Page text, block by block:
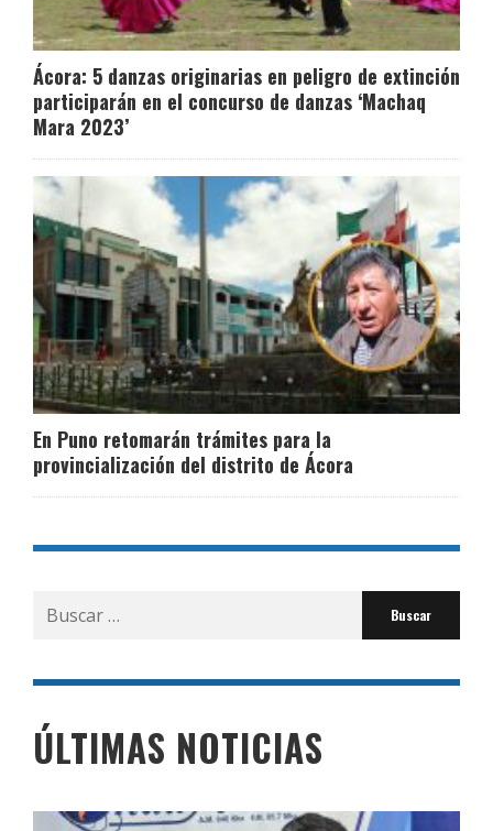
Ácora: 5 danzas originarias en peligro de extinción
participarán en el concurso de danzas ‘Machaq
Mara 2023’
En Puno retomarán trámites para la
provincialización del distrito de Ácora
Buscar
por:
ÚLTIMAS NOTICIAS